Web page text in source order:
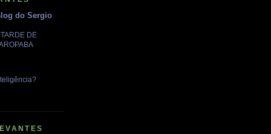
do Sergio
DE